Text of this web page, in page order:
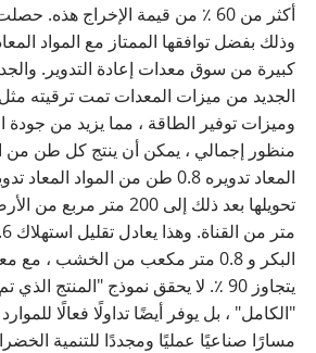
وذلك بفضل توافقها الممتاز مع المواد
كبيرة من سوق معدات إعادة التدوير.
الجديد من ميزات المعدات تمت ترقيته
وميزات توفير الطاقة ، مما يزيد من جودة
منظور إجمالي ، يمكن أن ينتج كل طن من
المعاد تدويره 0.8 طن من المواد
البكر و 0.8 متر مكعب من الخشب ،
يتجاوز 90 ٪. لا يحقق نموذج "المنتج
"الكامل" ، بل يوفر أيضًا تداولًا فعالًا
مسارًا صناعيًا عمليًا ومجددًا للتنمية